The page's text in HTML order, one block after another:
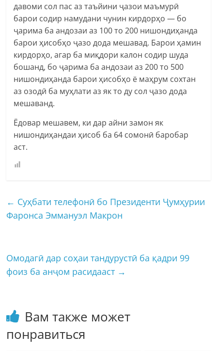
давоми сол пас аз таъйини ҷазои маъмурӣ
барои содир намудани чунин кирдорҳо — бо
ҷарима ба андозаи аз 100 то 200 нишондиҳанда
барои ҳисобҳо ҷазо дода мешавад. Барои ҳамин
кирдорҳо, агар ба миқдори калон содир шуда
бошанд, бо ҷарима ба андозаи аз 200 то 500
нишондиҳанда барои ҳисобҳо ё маҳрум сохтан
аз озодӣ ба муҳлати аз як то ду сол ҷазо дода
мешаванд.
Ёдовар мешавем, ки дар айни замон як
нишондиҳандаи ҳисоб ба 64 сомонӣ баробар
аст.
← Суҳбати телефонӣ бо Президенти Ҷумҳурии
Фаронса Эммануэл Макрон
Омодагӣ дар соҳаи тандурустӣ ба қадри 99
фоиз ба анҷом расидааст →
Вам также может
понравиться